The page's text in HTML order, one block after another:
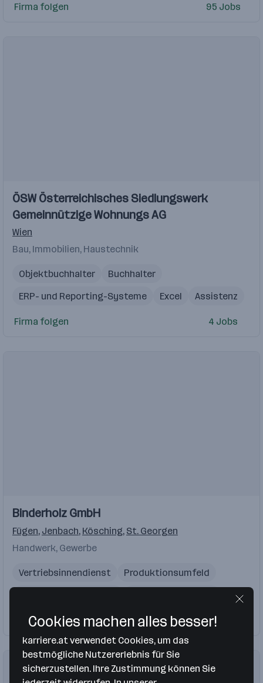
Firma folgen 95 Jobs
ÖSW Österreichisches Siedlungswerk
Gemeinnützige Wohnungs AG
Wien
Bau, Immobilien, Haustechnik
Objektbuchhalter
Buchhalter
ERP- und Reporting-Systeme
Excel
Assistenz
Immobilienverwalter
Firma folgen 4 Jobs
Einblicke
Binderholz GmbH
Fügen, Jenbach, Kösching, St. Georgen
Handwerk, Gewerbe
Vertriebsinnendienst
Produktionsumfeld
Holztechniker
Web Content Management- und SocialMedia-Kenntnisse
Praktische Erfahrung im Bereich Marketing
Firma folgen 21 Jobs
Cookies machen alles besser!
karriere.at verwendet Cookies, um das
bestmögliche Nutzererlebnis für Sie
sicherzustellen. Ihre Zustimmung können Sie